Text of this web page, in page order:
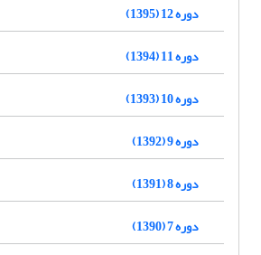
دوره 12 (1395)
دوره 11 (1394)
دوره 10 (1393)
دوره 9 (1392)
دوره 8 (1391)
دوره 7 (1390)